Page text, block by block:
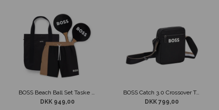
BOSS Beach Ball Set Taske Sort
DKK 949,00
BOSS Catch 3.0 Crossover Taske Sort
DKK 799,00